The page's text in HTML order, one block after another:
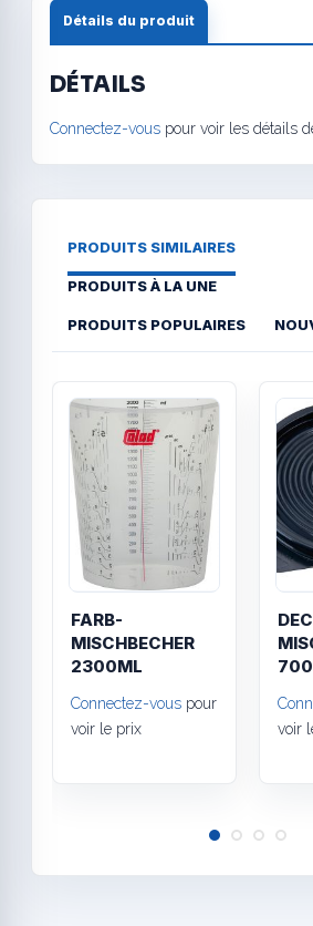
Détails du produit
DÉTAILS
Connectez-vous pour voir les détails
PRODUITS SIMILAIRES
PRODUITS À LA UNE
PRODUITS POPULAIRES
Quick
FARB-
MISCHBECHER
2300ML
Connectez-vous pour
voir le prix
voir